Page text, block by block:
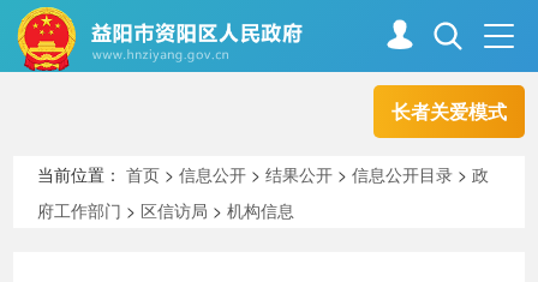
长者关爱模式
走进资阳
当前位置：首页 >信息公开 >结果公开 >信息公开目录 >政
府工作部门 > 区信访局 >机构信息